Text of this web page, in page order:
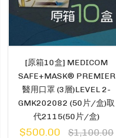
[原箱10盒] MEDICOM
SAFE+MASK® PREMIER
醫用口罩 (3層)LEVEL 2-
GMK202082 (50片/盒)取
代2115(50片/盒)
$500.00 $1,100.00